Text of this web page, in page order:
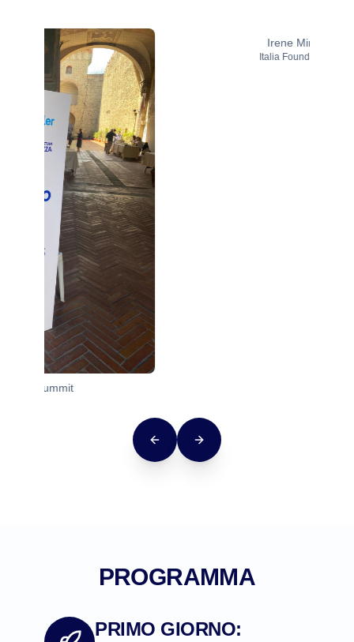
Italia Founders Fund
Previous slide
Next slide
PROGRAMMA
PRIMO GIORNO: